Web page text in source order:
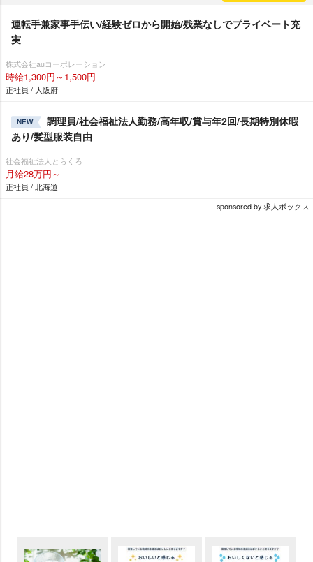
運転手兼家事手伝い/経験ゼロから開始/残業なしでプライベート充
実
株式会社auコーポレーション
時給1,300円～1,500円
正社員 / 大阪府
NEW
調理員/社会福祉法人勤務/高年収/賞与年2回/長期特別休暇
あり/髪型服装自由
社会福祉法人とらくろ
月給28万円～
正社員 / 北海道
sponsored by 求人ボックス